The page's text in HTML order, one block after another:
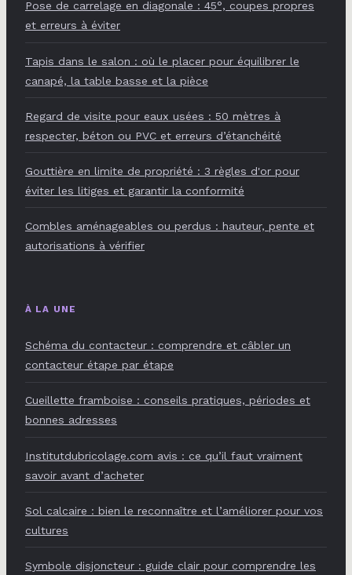
Pose de carrelage en diagonale : 45°, coupes propres
et erreurs à éviter
Tapis dans le salon : où le placer pour équilibrer le
canapé, la table basse et la pièce
Regard de visite pour eaux usées : 50 mètres à
respecter, béton ou PVC et erreurs d’étanchéité
Gouttière en limite de propriété : 3 règles d'or pour
éviter les litiges et garantir la conformité
Combles aménageables ou perdus : hauteur, pente et
autorisations à vérifier
À LA UNE
Schéma du contacteur : comprendre et câbler un
contacteur étape par étape
Cueillette framboise : conseils pratiques, périodes et
bonnes adresses
Institutdubricolage.com avis : ce qu’il faut vraiment
savoir avant d’acheter
Sol calcaire : bien le reconnaître et l’améliorer pour vos
cultures
Symbole disjoncteur : guide clair pour comprendre les